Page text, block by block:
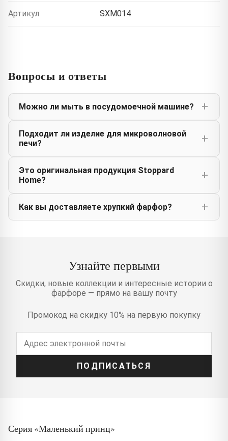
Артикул SXM014
Вопросы и ответы
Можно ли мыть в посудомоечной машине?
Подходит ли изделие для микроволновой
печи?
Это оригинальная продукция Stoppard
Home?
Как вы доставляете хрупкий фарфор?
Узнайте первыми
Скидки, новые коллекции и интересные истории о
фарфоре — прямо на вашу почту
Промокод на скидку 10% на первую покупку
ПОДПИСАТЬСЯ
Серия «Маленький принц»